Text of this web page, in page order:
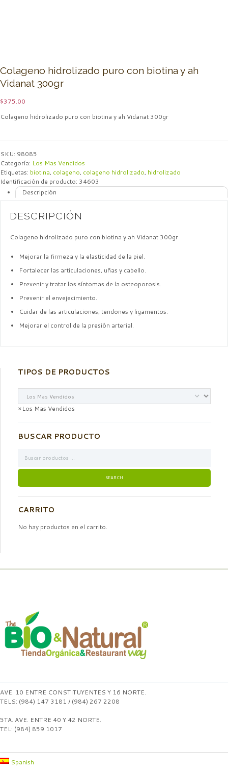
Colageno hidrolizado puro con biotina y ah
Vidanat 300gr
$375.00
Colageno hidrolizado puro con biotina y ah Vidanat 300gr
SKU: 98085
Categoría: Los Mas Vendidos
Etiquetas: biotina, colageno, colageno hidrolizado, hidrolizado
Identificación de producto: 34603
Descripción
DESCRIPCIÓN
Colageno hidrolizado puro con biotina y ah Vidanat 300gr
Mejorar la firmeza y la elasticidad de la piel.
Fortalecer las articulaciones, uñas y cabello.
Prevenir y tratar los síntomas de la osteoporosis.
Prevenir el envejecimiento.
Cuidar de las articulaciones, tendones y ligamentos.
Mejorar el control de la presión arterial.
TIPOS DE PRODUCTOS
×Los Mas Vendidos
BUSCAR PRODUCTO
CARRITO
No hay productos en el carrito.
AVE. 10 ENTRE CONSTITUYENTES Y 16 NORTE.
TELS: (984) 147 3181 / (984) 267 2208
5TA. AVE. ENTRE 40 Y 42 NORTE.
TEL: (984) 859 1017
Spanish